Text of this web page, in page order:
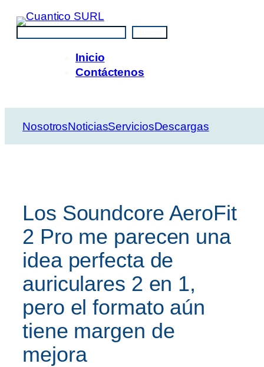
Saltar
contenido
Inicio
Contáctenos
NosotrosNoticiasServiciosDescargas
Los Soundcore AeroFit
2 Pro me parecen una
idea perfecta de
auriculares 2 en 1,
pero el formato aún
tiene margen de
mejora